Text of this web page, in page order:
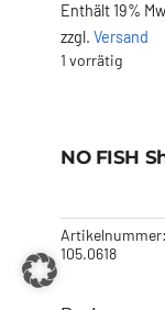
Enthält 19%
zzgl. Versand
1 vorrätig
Ausverkauft!
NO FISH
Artikelnummer:
105.0618